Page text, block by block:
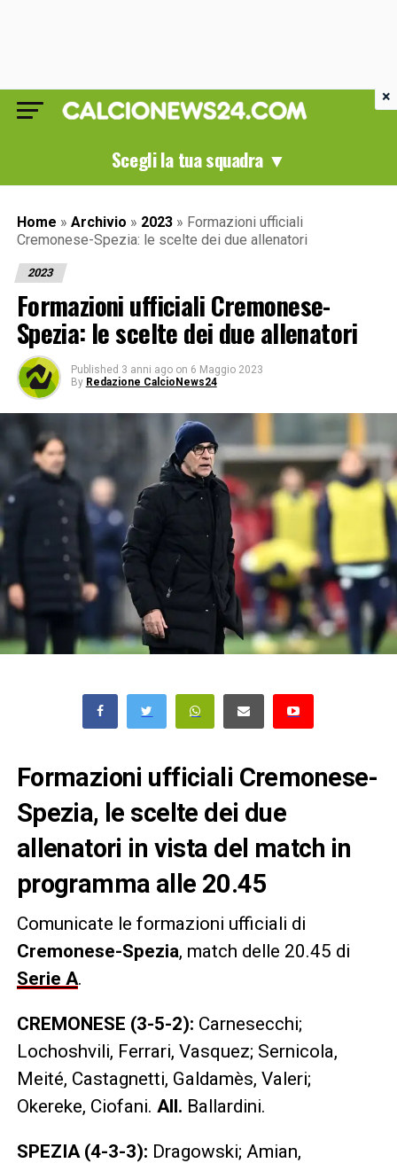
Scegli la tua squadra ▼
Home » Archivio » 2023 » Formazioni ufficiali
Cremonese-Spezia: le scelte dei due allenatori
2023
Formazioni ufficiali Cremonese-
Spezia: le scelte dei due allenatori
Published 3 anni ago on 6 Maggio 2023
By Redazione CalcioNews24
Formazioni ufficiali Cremonese-
Spezia, le scelte dei due
allenatori in vista del match in
programma alle 20.45
Comunicate le formazioni ufficiali di
Cremonese-Spezia, match delle 20.45 di
Serie A.
CREMONESE (3-5-2): Carnesecchi;
Lochoshvili, Ferrari, Vasquez; Sernicola,
Meité, Castagnetti, Galdamès, Valeri;
Okereke, Ciofani. All. Ballardini.
SPEZIA (4-3-3): Dragowski; Amian,
×